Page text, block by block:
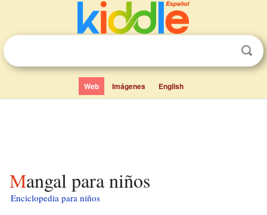
Web Imágenes English
Mangal para niños
Enciclopedia para niños